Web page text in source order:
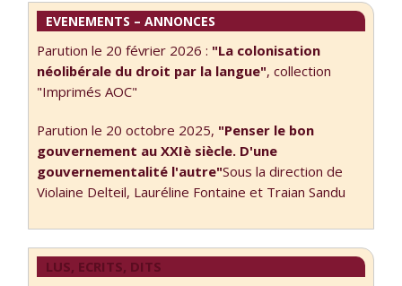
EVENEMENTS – ANNONCES
Parution le 20 février 2026 : "La colonisation
néolibérale du droit par la langue", collection
"Imprimés AOC"
Parution le 20 octobre 2025, "Penser le bon
gouvernement au XXIè siècle. D'une
gouvernementalité l'autre"Sous la direction de
Violaine Delteil, Lauréline Fontaine et Traian Sandu
LUS, ECRITS, DITS